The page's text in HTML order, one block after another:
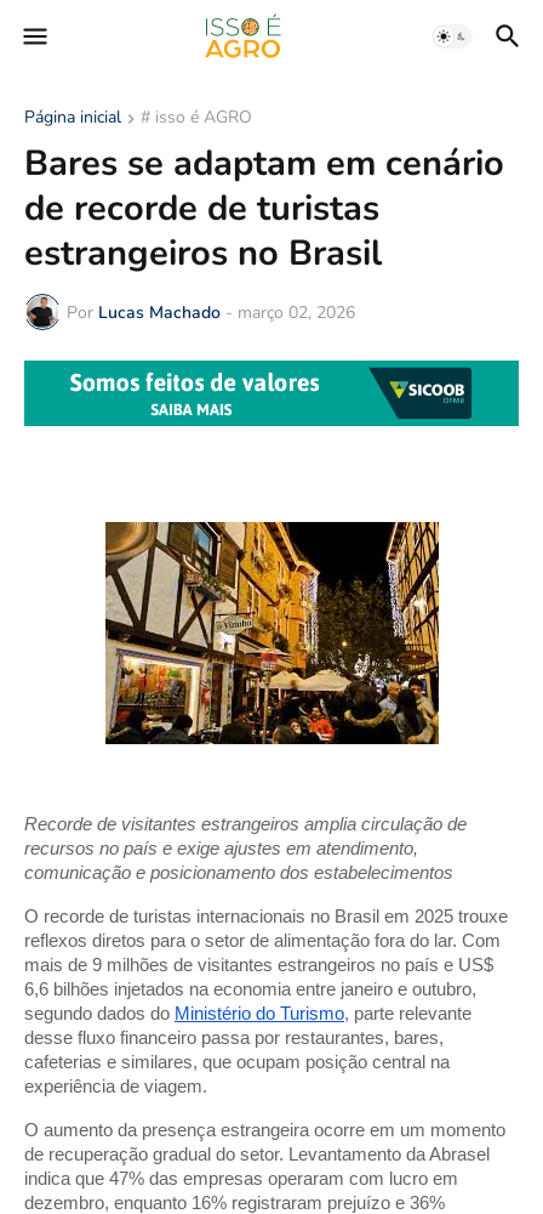
Página inicial # isso é AGRO
Bares se adaptam em cenário
de recorde de turistas
estrangeiros no Brasil
Por Lucas Machado - março 02, 2026
Recorde de visitantes estrangeiros amplia circulação de
recursos no país e exige ajustes em atendimento,
comunicação e posicionamento dos estabelecimentos
O recorde de turistas internacionais no Brasil em 2025 trouxe
reflexos diretos para o setor de alimentação fora do lar. Com
mais de 9 milhões de visitantes estrangeiros no país e US$
6,6 bilhões injetados na economia entre janeiro e outubro,
segundo dados do Ministério do Turismo, parte relevante
desse fluxo financeiro passa por restaurantes, bares,
cafeterias e similares, que ocupam posição central na
experiência de viagem.
O aumento da presença estrangeira ocorre em um momento
de recuperação gradual do setor. Levantamento da Abrasel
indica que 47% das empresas operaram com lucro em
dezembro, enquanto 16% registraram prejuízo e 36%